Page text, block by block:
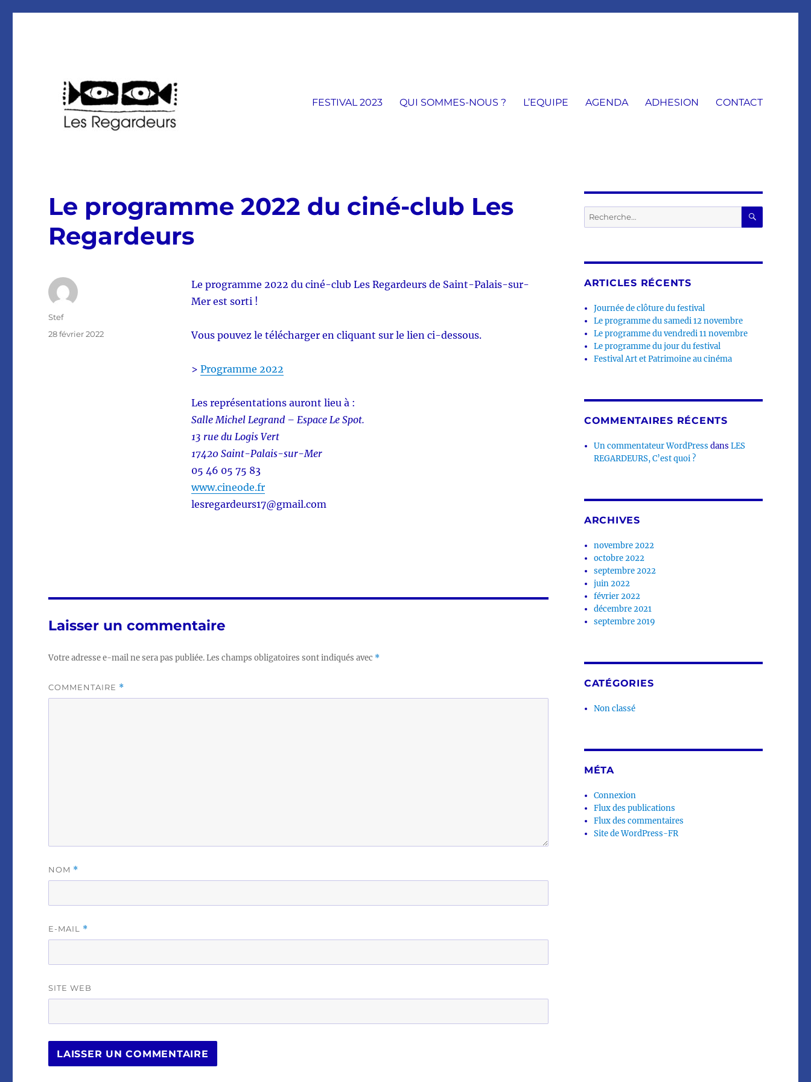
FESTIVAL 2023 QUI SOMMES-NOUS ? L’EQUIPE AGENDA ADHESION CONTACT
Le programme 2022 du ciné-club Les
Regardeurs
Le programme 2022 du ciné-club Les Regardeurs de Saint-Palais-sur-
Mer est sorti !
Vous pouvez le télécharger en cliquant sur le lien ci-dessous.
> Programme 2022
Les représentations auront lieu à :
Salle Michel Legrand – Espace Le Spot.
13 rue du Logis Vert
17420 Saint-Palais-sur-Mer
05 46 05 75 83
www.cineode.fr
lesregardeurs17@gmail.com
Auteur
Stef
Publié
28 février 2022
Laisser un commentaire
Votre adresse e-mail ne sera pas publiée.Les champs obligatoires sont indiqués avec *
COMMENTAIRE *
NOM *
E-MAIL *
SITE WEB
Recherche
pour :
ARTICLES RÉCENTS
Journée de clôture du festival
Le programme du samedi 12 novembre
Le programme du vendredi 11 novembre
Le programme du jour du festival
Festival Art et Patrimoine au cinéma
COMMENTAIRES RÉCENTS
Un commentateur WordPress dansLES
REGARDEURS, C’est quoi ?
ARCHIVES
novembre 2022
octobre 2022
septembre 2022
juin 2022
février 2022
décembre 2021
septembre 2019
CATÉGORIES
Non classé
MÉTA
Connexion
Flux des publications
Flux des commentaires
Site de WordPress-FR